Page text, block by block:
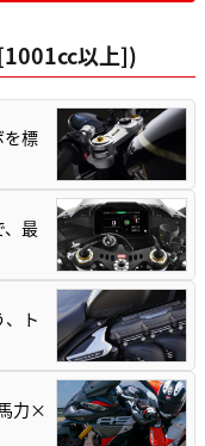
以上])
を標
、最
ト
力×